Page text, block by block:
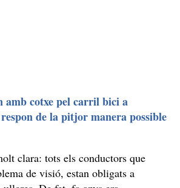
amb cotxe pel carril bici a
de la pitjor manera possible
clara: tots els conductors que
de visió, estan obligats a